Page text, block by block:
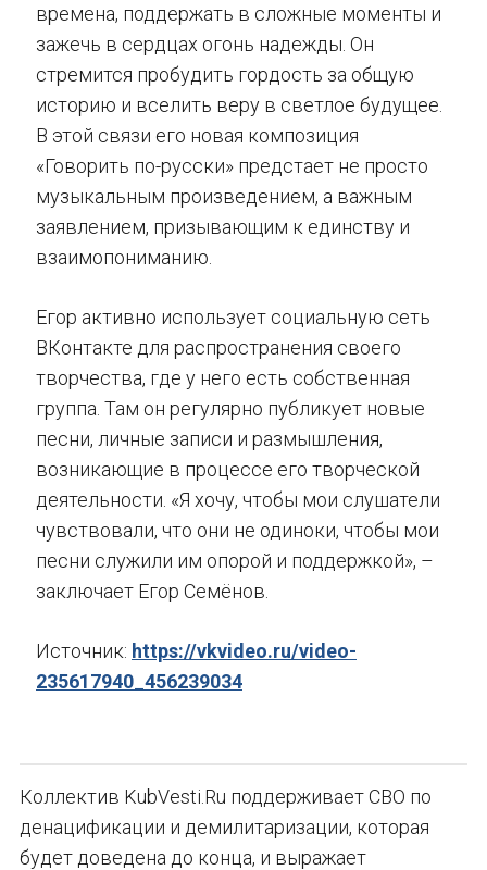
времена, поддержать в сложные моменты и
зажечь в сердцах огонь надежды. Он
стремится пробудить гордость за общую
историю и вселить веру в светлое будущее.
В этой связи его новая композиция
«Говорить по-русски» предстает не просто
музыкальным произведением, а важным
заявлением, призывающим к единству и
взаимопониманию.
Егор активно использует социальную сеть
ВКонтакте для распространения своего
творчества, где у него есть собственная
группа. Там он регулярно публикует новые
песни, личные записи и размышления,
возникающие в процессе его творческой
деятельности. «Я хочу, чтобы мои слушатели
чувствовали, что они не одиноки, чтобы мои
песни служили им опорой и поддержкой», –
заключает Егор Семёнов.
Источник: https://vkvideo.ru/video-
235617940_456239034
Коллектив KubVesti.Ru поддерживает СВО по
денацификации и демилитаризации, которая
будет доведена до конца, и выражает